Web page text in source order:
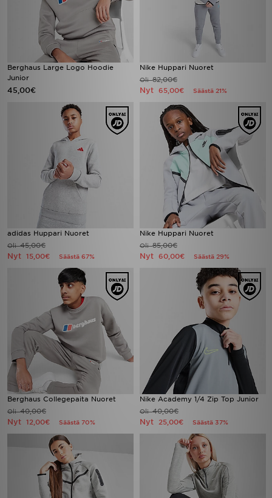
Berghaus Large Logo Hoodie
Junior
45,00€
Nike Huppari Nuoret
Oli82,00€
Nyt 65,00€ Säästä 21%
adidas Huppari Nuoret
Oli45,00€
Nyt 15,00€ Säästä 67%
Nike Huppari Nuoret
Oli85,00€
Nyt 60,00€ Säästä 29%
Berghaus Collegepaita Nuoret
Oli40,00€
Nyt 12,00€ Säästä 70%
Nike Academy 1/4 Zip Top Junior
Oli40,00€
Nyt 25,00€ Säästä 37%